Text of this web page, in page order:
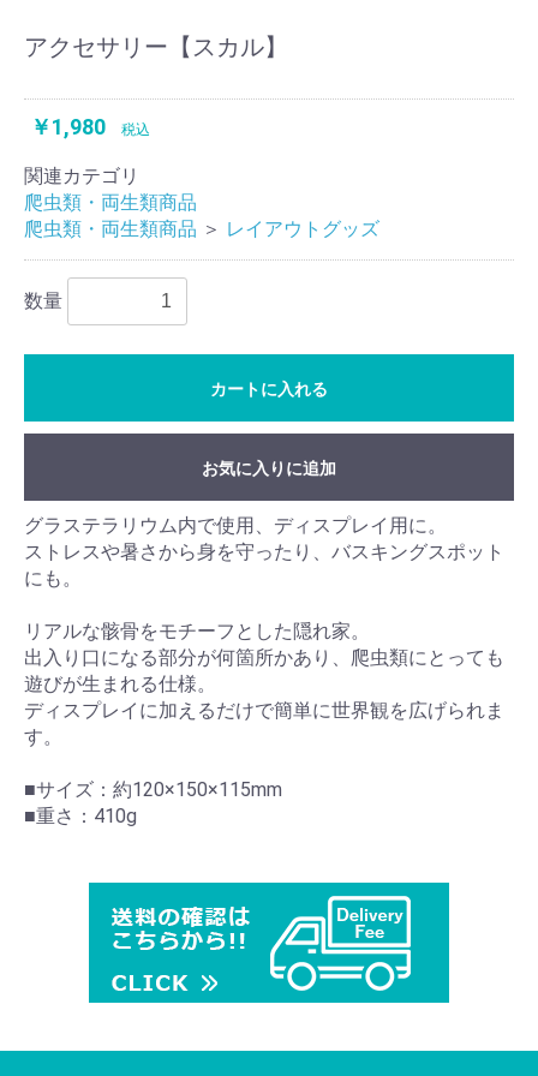
アクセサリー【スカル】
￥1,980 税込
関連カテゴリ
爬虫類・両生類商品
爬虫類・両生類商品 ＞ レイアウトグッズ
数量
カートに入れる
お気に入りに追加
グラステラリウム内で使用、ディスプレイ用に。
ストレスや暑さから身を守ったり、バスキングスポット
にも。
リアルな骸骨をモチーフとした隠れ家。
出入り口になる部分が何箇所かあり、爬虫類にとっても
遊びが生まれる仕様。
ディスプレイに加えるだけで簡単に世界観を広げられま
す。
■サイズ：約120×150×115mm
■重さ：410g